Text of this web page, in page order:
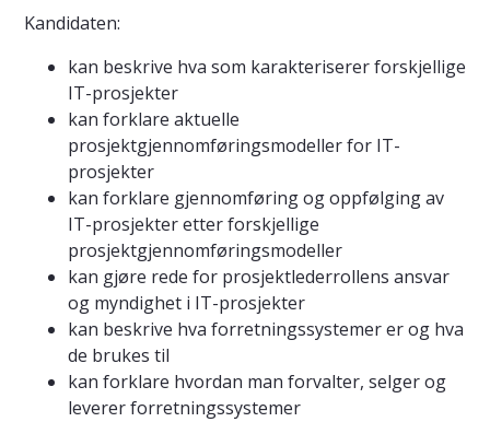
Kandidaten:
kan beskrive hva som karakteriserer forskjellige
IT-prosjekter
kan forklare aktuelle
prosjektgjennomføringsmodeller for IT-
prosjekter
kan forklare gjennomføring og oppfølging av
IT-prosjekter etter forskjellige
prosjektgjennomføringsmodeller
kan gjøre rede for prosjektlederrollens ansvar
og myndighet i IT-prosjekter
kan beskrive hva forretningssystemer er og hva
de brukes til
kan forklare hvordan man forvalter, selger og
leverer forretningssystemer